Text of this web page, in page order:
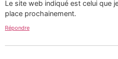
Le site web indiqué est celui que
place prochainement.
Répondre